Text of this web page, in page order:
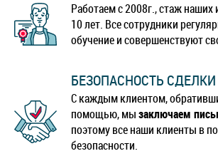
Работаем с 2008г., стаж
10 лет. Все сотрудники
обучение и совершенствуют
БЕЗОПАСНОСТЬ СДЕЛКИ
С каждым клиентом,
помощью, мызаключаем
поэтому все наши клиенты в
безопасности.